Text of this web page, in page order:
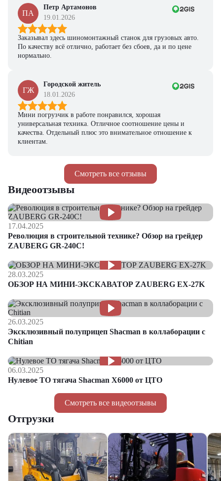
Смотреть все отзывы
ПА
Петр Артамонов
19.01.2026
Заказывал здесь шиномонтажный станок для грузовых авто.
По качеству всё отлично, работает без сбоев, да и по цене
нормально.
ГЖ
Городской житель
18.01.2026
Мини погрузчик в работе понравился, хорошая
универсальная техника. Отличное соотношение цены и
качества. Отдельный плюс это внимательное отношение к
клиентам.
Смотреть все видеоотзывы
Видеоотзывы
17.04.2025
Революция в строительной технике? Обзор на грейдер
ZAUBERG GR-240C!
28.03.2025
ОБЗОР НА МИНИ-ЭКСКАВАТОР ZAUBERG EX-27K
26.03.2025
Эксклюзивный полуприцеп Shacman в коллаборации с
Chitian
06.03.2025
Нулевое ТО тягача Shacman Х6000 от ЦТО
Отгрузки